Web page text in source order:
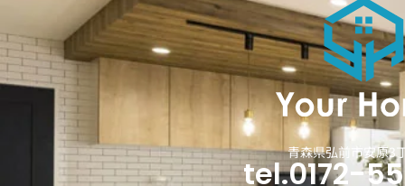
青森県弘前市安原3
tel.0172-